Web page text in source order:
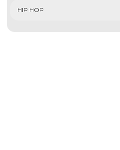
HIP HOP